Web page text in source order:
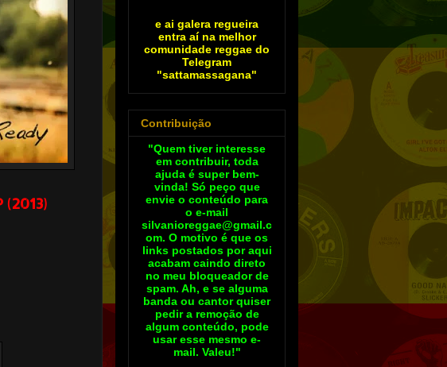
e ai galera regueira
entra aí na melhor
comunidade reggae do
Telegram
"sattamassagana"
Contribuição
"Quem tiver interesse
em contribuir, toda
ajuda é super bem-
vinda! Só peço que
envie o conteúdo para
o e-mail
silvanioreggae@gmail.c
om. O motivo é que os
links postados por aqui
acabam caindo direto
no meu bloqueador de
spam. Ah, e se alguma
banda ou cantor quiser
pedir a remoção de
algum conteúdo, pode
usar esse mesmo e-
mail. Valeu!"